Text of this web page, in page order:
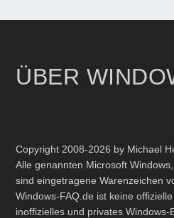
ÜBER
Copyright 2008-2026 by Michael
Alle genannten Microsoft
sind eingetragene Warenzeichen
Windows-FAQ.de ist keine
inoffizielles und privates Windows-